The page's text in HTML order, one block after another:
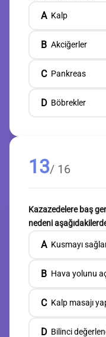
A Kalp
B Akciğerler
C Pankreas
D Böbrekler
13/ 16
Kazazedelere baş
nedeni
A Kusmayı
B Hava yolunu
C Kalp masajı
D Bilinci